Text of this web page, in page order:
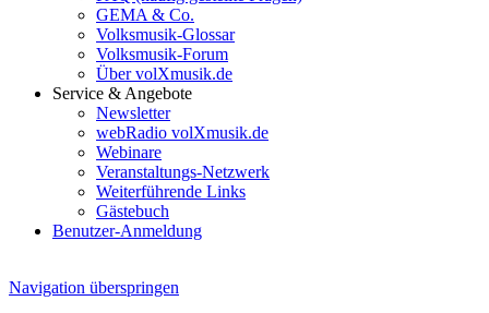
GEMA & Co.
Volksmusik-Glossar
Volksmusik-Forum
Über volXmusik.de
Service & Angebote
Newsletter
webRadio volXmusik.de
Webinare
Veranstaltungs-Netzwerk
Weiterführende Links
Gästebuch
Benutzer-Anmeldung
Navigation überspringen